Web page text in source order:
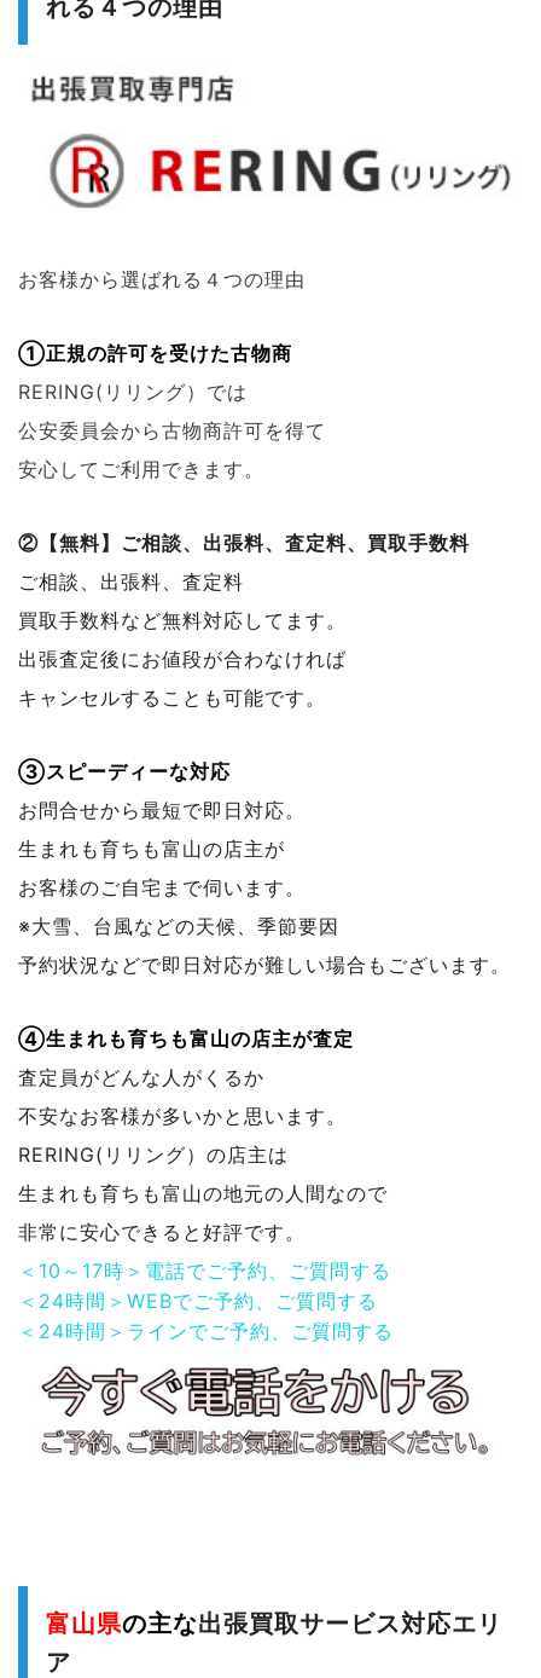
れる４つの理由
お客様から選ばれる４つの理由
①正規の許可を受けた古物商
RERING(リリング）では
公安委員会から古物商許可を得て
安心してご利用できます。
②【無料】ご相談、出張料、査定料、買取手数料
ご相談、出張料、査定料
買取手数料など無料対応してます。
出張査定後にお値段が合わなければ
キャンセルすることも可能です。
③スピーディーな対応
お問合せから最短で即日対応。
生まれも育ちも富山の店主が
お客様のご自宅まで伺います。
※大雪、台風などの天候、季節要因
予約状況などで即日対応が難しい場合もございます。
④生まれも育ちも富山の店主が査定
査定員がどんな人がくるか
不安なお客様が多いかと思います。
RERING(リリング）の店主は
生まれも育ちも富山の地元の人間なので
非常に安心できると好評です。
＜10～17時＞電話でご予約、ご質問する
＜24時間＞WEBでご予約、ご質問する
＜24時間＞ラインでご予約、ご質問する
富山県の主な出張買取サービス対応エリ
ア